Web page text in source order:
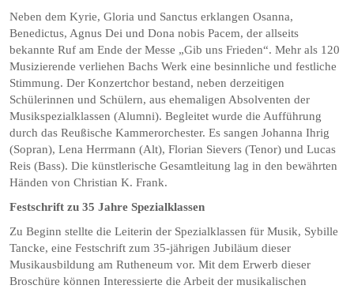
Neben dem Kyrie, Gloria und Sanctus erklangen Osanna,
Benedictus, Agnus Dei und Dona nobis Pacem, der allseits
bekannte Ruf am Ende der Messe „Gib uns Frieden“. Mehr als 120
Musizierende verliehen Bachs Werk eine besinnliche und festliche
Stimmung. Der Konzertchor bestand, neben derzeitigen
Schülerinnen und Schülern, aus ehemaligen Absolventen der
Musikspezialklassen (Alumni). Begleitet wurde die Aufführung
durch das Reußische Kammerorchester. Es sangen Johanna Ihrig
(Sopran), Lena Herrmann (Alt), Florian Sievers (Tenor) und Lucas
Reis (Bass). Die künstlerische Gesamtleitung lag in den bewährten
Händen von Christian K. Frank.
Festschrift zu 35 Jahre Spezialklassen
Zu Beginn stellte die Leiterin der Spezialklassen für Musik, Sybille
Tancke, eine Festschrift zum 35-jährigen Jubiläum dieser
Musikausbildung am Rutheneum vor. Mit dem Erwerb dieser
Broschüre können Interessierte die Arbeit der musikalischen